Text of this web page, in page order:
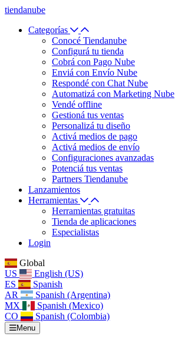
tiendanube
Categorías
Conocé Tiendanube
Configurá tu tienda
Cobrá con Pago Nube
Enviá con Envío Nube
Respondé con Chat Nube
Automatizá con Marketing Nube
Vendé offline
Gestioná tus ventas
Personalizá tu diseño
Activá medios de pago
Activá medios de envío
Configuraciones avanzadas
Potenciá tus ventas
Partners Tiendanube
Lanzamientos
Herramientas
Herramientas gratuitas
Tienda de aplicaciones
Especialistas
Login
Global
US
English (US)
ES
Spanish
AR
Spanish (Argentina)
MX
Spanish (Mexico)
CO
Spanish (Colombia)
Menu